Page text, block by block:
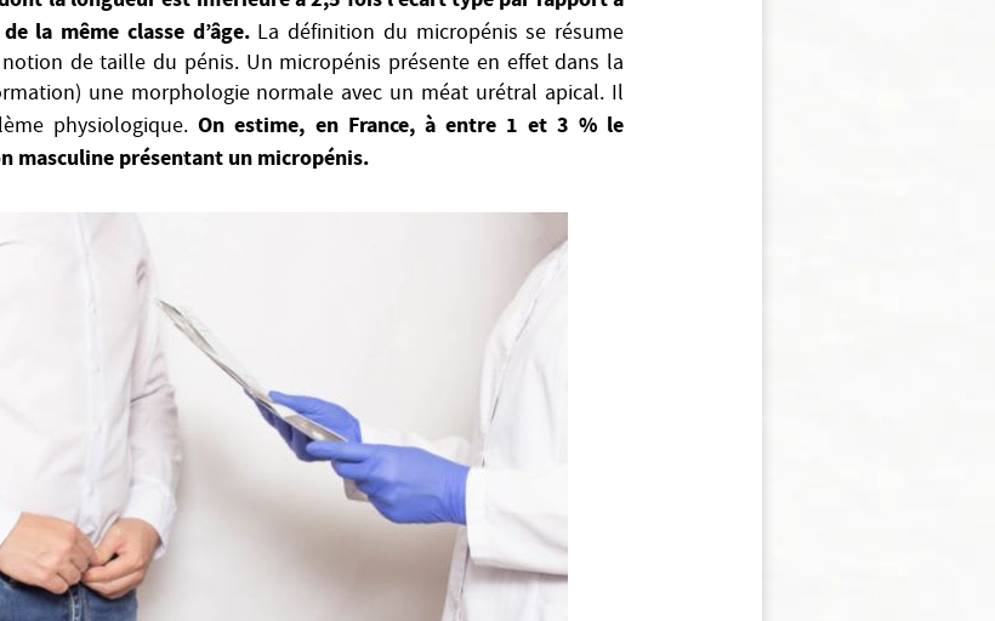
la même classe d’âge.La définition du micropénis se résume
de taille du pénis. Un micropénis présente en effet dans la
une morphologie normale avec un méat urétral apical. Il
physiologique.On estime, en France, à entre 1 et 3 % le
masculine présentant un micropénis.